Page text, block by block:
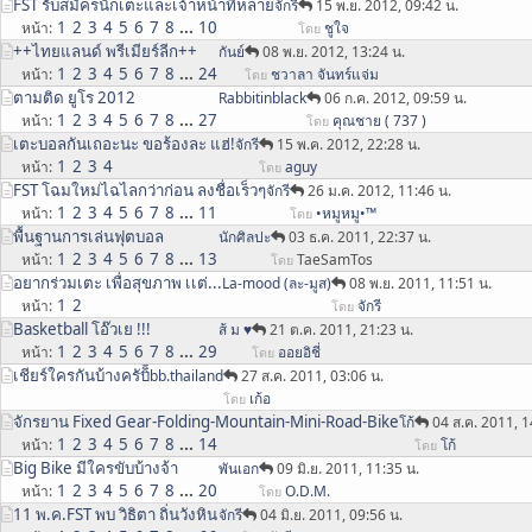
FST รับสมัครนักเตะและเจ้าหน้าที่หลาย
หน้า 1 2 3 4 5 6 7 8 ... 10
จักรี 15 พ.ย. 2012, 09:42 น.
โดย ชูใจ
++ไทยแลนด์ พรีเมียร์ลีก++
หน้า 1 2 3 4 5 6 7 8 ... 24
กันย์ 08 พ.ย. 2012, 13:24 น.
โดย ชวาลา จันทร์แจ่ม
ตามติด ยูโร 2012
หน้า 1 2 3 4 5 6 7 8 ... 27
Rabbitinblack 06 ก.ค. 2012, 09:59 น.
โดย คุณชาย ( 737 )
เตะบอลกันเถอะนะ ขอร้องละ แฮ่!
หน้า 1 2 3 4
จักรี 15 พ.ค. 2012, 22:28 น.
โดย aguy
FST โฉมใหม่ไฉไลกว่าก่อน ลงชื่อเร็วๆ
หน้า 1 2 3 4 5 6 7 8 ... 11
จักรี 26 ม.ค. 2012, 11:46 น.
โดย •หมูหมู•™
พื้นฐานการเล่นฟุตบอล
หน้า 1 2 3 4 5 6 7 8 ... 13
นักศิลปะ 03 ธ.ค. 2011, 22:37 น.
โดย TaeSamTos
อยากร่วมเตะ เพื่อสุขภาพ เเต่...
หน้า 1 2
La-mood (ละ-มูส) 08 พ.ย. 2011, 11:51 น.
โดย จักรี
Basketball โอ๊วเย !!!
หน้า 1 2 3 4 5 6 7 8 ... 29
ส้ ม ♥ 21 ต.ค. 2011, 21:23 น.
โดย ออยอิชี่
เชียร์ใครกันบ้างครับิิิิbb.thailand 27 ส.ค. 2011, 03:06 น.
โดย เก้อ
จักรยาน Fixed Gear-Folding-Mountain-Mini-Road-Bike
หน้า 1 2 3 4 5 6 7 8 ... 14
โก้ 04 ส.ค. 2011,
โดย โก้
Big Bike มีใครขับบ้างจ้า
หน้า 1 2 3 4 5 6 7 8 ... 20
พันเอก 09 มิ.ย. 2011, 11:35 น.
โดย O.D.M.
11 พ.ค.FST พบ วิธิตา ถิ่นวังหินจักรี 04 มิ.ย. 2011, 09:56 น.